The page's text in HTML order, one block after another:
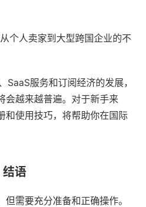
个人卖家到大型跨国企业的不
SaaS服务和订阅经济的发展，
会越来越普遍。对于新手来
和使用技巧，将帮助你在国际
结语
需要充分准备和正确操作。